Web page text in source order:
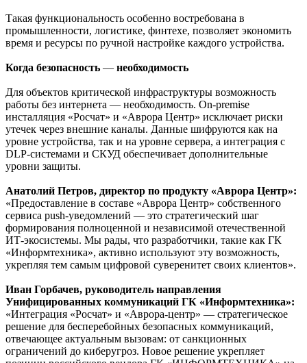
Такая функциональность особенно востребована в
промышленности, логистике, финтехе, позволяет экономить
время и ресурсы по ручной настройке каждого устройства.
Когда безопасность — необходимость
Для объектов критической инфраструктуры возможность
работы без интернета — необходимость. On-premise
инсталляция «Росчат» и «Аврора Центр» исключает риски
утечек через внешние каналы. Данные шифруются как на
уровне устройства, так и на уровне сервера, а интеграция с
DLP-системами и СКУД обеспечивает дополнительные
уровни защиты.
Анатолий Петров, директор по продукту «Аврора Центр»:
«Предоставление в составе «Аврора Центр» собственного
сервиса push-уведомлений — это стратегический шаг
формирования полноценной и независимой отечественной
ИТ-экосистемы. Мы рады, что разработчики, такие как ГК
«Информтехника», активно используют эту возможность,
укрепляя тем самым цифровой суверенитет своих клиентов».
Иван Горбачев, руководитель направления
Унифицированных коммуникаций ГК «Информтехника»:
«Интеграция «Росчат» и «Аврора-центр» — стратегическое
решение для бесперебойных безопасных коммуникаций,
отвечающее актуальным вызовам: от санкционных
ограничений до киберугроз. Новое решение укрепляет